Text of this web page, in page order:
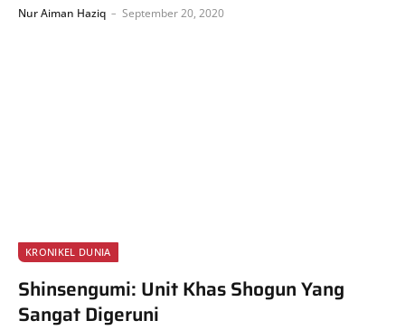
Nur Aiman Haziq September 20, 2020
KRONIKEL DUNIA
Shinsengumi: Unit Khas Shogun Yang
Sangat Digeruni